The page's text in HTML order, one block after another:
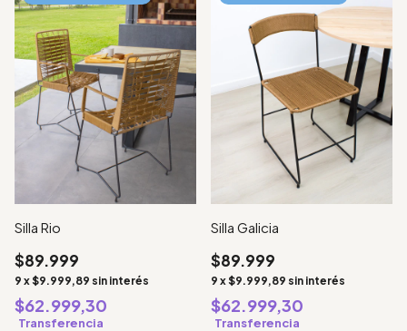
Silla Rio
$89.999
9 x$9.999,89 sin interés
$62.999,30
Transferencia
Silla Galicia
$89.999
9 x$9.999,89 sin interés
$62.999,30
Transferencia